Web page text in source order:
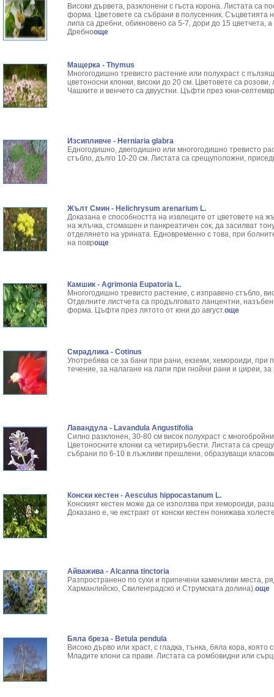
Високи дървета, разклонени с гъста корона. Листата са
форма. Цветовете са събрани в полусенник. Съцветията
липа са дребни, обикновено са 5-7, дори до 15 цветчета,
Дребнооще
Мащерка - Thymus
Многогодишно тревисто растение или полухраст с
цветоносни клонки, високи до 20 см. Цветовете са
Чашките и венчето са двуустни. Цъфти през юни-
Изсипливче - Herniaria glabra
Едногодишно, двегодишно или многогодишно тревисто
стъбло, дълго 10-20 см. Листата са срещуположни,
Жълт Смин - Helichrysum arenarium L.
Доказана е способността на извлеците от цветовете на
на жлъчка, стомашен и панкреатичен сок, да засилват
отделянето на урината. Едновременно с това, при
на повроще
Камшик - Agrimonia Eupatoria L.
Многогодишно тревисто растение, с изправено стъбло,
Отделните листчета са продълговато ланцентни,
форма. Цъфти през лятото от юни до август.още
Смрадлика - Cotinus
Употребява се за бани при рани, екземи, хемороиди, при
течение, за налагане на лапи при гнойни рани и циреи,
Лавандула - Lavandula Angustifolia
Силно разклонен, 30-80 см висок полухраст с
Цветоносните клонки са четириръбести. Листата са
събрани по 6-10 в лъжливи прешлени, образуващи
Конски кестен - Aesculus hippocastanum L.
Конският кестен може да се използва при хемороиди,
Доказано е, че екстракт от конски кестен понижава
Айважива - Alcanna tinctoria
Разпространено по сухи и припечени каменливи места,
Харманлийско, Свиленградско и Струмската долина).още
Бяла бреза - Betula pendula
Високо дърво или храст, с гладка, тънка, бяла кора,
Младите клони са прави. Листата са ромбовидни или